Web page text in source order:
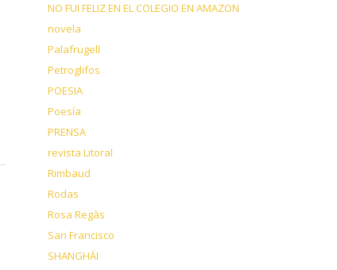
NO FUI FELIZ EN EL COLEGIO EN AMAZON
novela
Palafrugell
Petroglifos
POESIA
Poesía
PRENSA
revista Litoral
Rimbaud
Rodas
Rosa Regàs
San Francisco
SHANGHÁI